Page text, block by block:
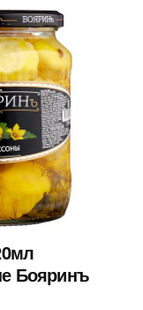
Бояринъ